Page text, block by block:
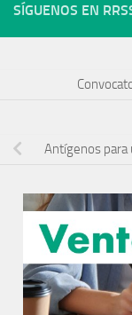
SÍGUENOS EN
Antígenos para